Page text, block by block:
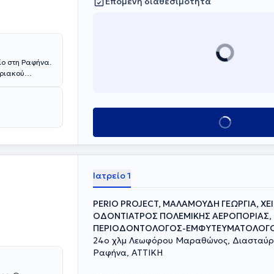
στη Ραφήνα.
στα
σε ιδιωτική
Κλείσε ραντεβού
Ιατρείο 1
PERIO PROJECT, ΜΑΛΑΜΟΥΔΗ ΓΕΩΡΓΙΑ,
ΟΔΟΝΤΙΑΤΡΟΣ ΠΟΛΕΜΙΚΗΣ ΑΕΡΟΠΟΡΙΑΣ,
ΠΕΡΙΟΔΟΝΤΟΛΟΓΟΣ-
24ο χλμ Λεωφόρου Μαραθώνος,
Ραφήνα, ΑΤΤΙΚΗ